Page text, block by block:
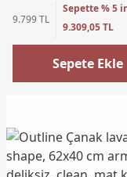
9.799 TL
Sepette % 5
9.309,05 TL
Sepete Ekle